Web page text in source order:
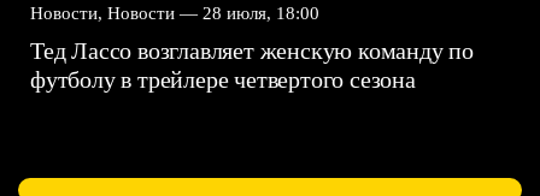
Новости, Новости — 28 июля, 18:00
Тед Лассо возглавляет женскую команду по
футболу в трейлере четвертого сезона